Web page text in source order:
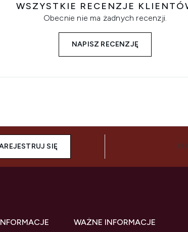
WSZYSTKIE RECENZJE
Obecnie nie ma żadnych recenzji.
NAPISZ RECENZJĘ
SIĘ
WAŻNE INFORMACJE